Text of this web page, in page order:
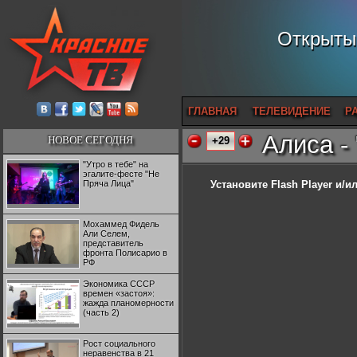
ГЛАВНАЯ ТЕЛЕВИДЕНИЕ
НОВОЕ СЕГОДНЯ
"Утро в тебе" на
эгалите-фесте "Не
Пряча Лица"
Мохаммед Фидель
Али Селем,
представитель
фронта Полисарио в
РФ
Экономика СССР
времен «застоя»:
жажда планомерности
(часть 2)
Рост социального
неравенства в 21
+29 Алиса -
Установите Flash Player и/